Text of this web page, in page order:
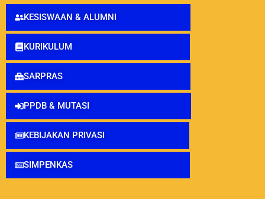
KESISWAAN & ALUMNI
KURIKULUM
SARPRAS
PPDB & MUTASI
KEBIJAKAN PRIVASI
SIMPENKAS